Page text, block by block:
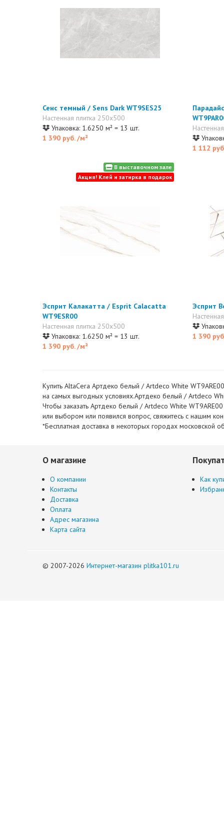
Сенс темный / Sens Dark WT9SES25
Настенная плитка 250x500
Упаковка: 1.6250 м² = 13 шт.
1 390 руб./м²
1 112
В выставочном зале
Акция! Клей и затирка в подарок
Эсприт Калакатта / Esprit Calacatta
WT9ESR00
Настенная плитка 250x500
Упаковка: 1.6250 м² = 13 шт.
1 390 руб./м²
Эсприт
1 390
Купить AltaCera Артдеко белый / Artdeco White
на самых выгодных условиях.Артдеко белый / Artdeco
Чтобы заказать Артдеко белый / Artdeco White
или выбором или появился вопрос, свяжитесь с нашим
*Бесплатная доставка в некоторых городах московской
О магазине
О компании
Контакты
Доставка
Оплата
Адрес магазина
Карта сайта
Как
© 2007-2026 Интернет-магазин plitka101.ru